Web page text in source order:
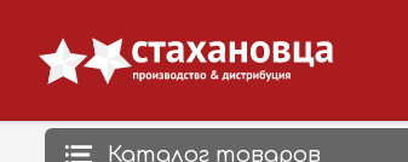
Каталог товаров